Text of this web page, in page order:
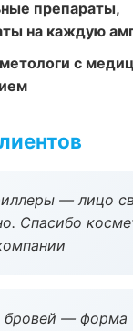
препараты,
на каждую
с
— лицо
Спасибо
бровей — форма